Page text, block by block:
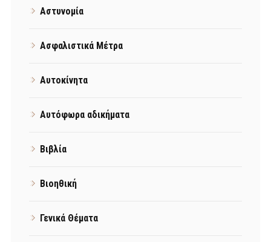
Αστυνομία
Ασφαλιστικά Μέτρα
Αυτοκίνητα
Αυτόφωρα αδικήματα
Βιβλία
Βιοηθική
Γενικά Θέματα